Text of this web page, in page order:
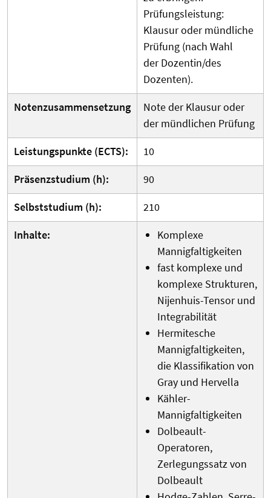
Prüfungsleistung:
Klausur oder mündliche
Prüfung (nach Wahl
der Dozentin/des
Dozenten).
Notenzusammensetzung
Note der Klausur oder
der mündlichen Prüfung
Leistungspunkte (ECTS):
10
Präsenzstudium (h):
90
Selbststudium (h):
210
Inhalte:
Komplexe
Mannigfaltigkeiten
fast komplexe und
komplexe Strukturen,
Nijenhuis-Tensor und
Integrabilität
Hermitesche
Mannigfaltigkeiten,
die Klassifikation von
Gray und Hervella
Kähler-
Mannigfaltigkeiten
Dolbeault-
Operatoren,
Zerlegungssatz von
Dolbeault